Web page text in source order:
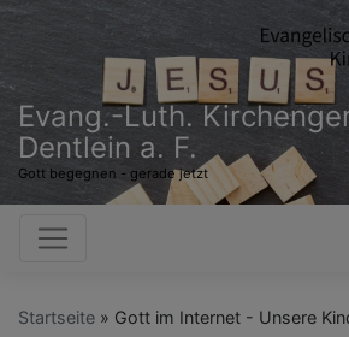
Direkt
Evang.-Luth.
Dentlein a. F.
Gott begegnen - gerade jetzt
Hauptnavigation
Startseite Gott im Internet - Unsere